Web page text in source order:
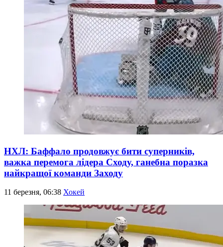
НХЛ: Баффало продовжує бити суперників,
важка перемога лідера Сходу, ганебна поразка
найкращої команди Заходу
11 березня, 06:38 Хокей